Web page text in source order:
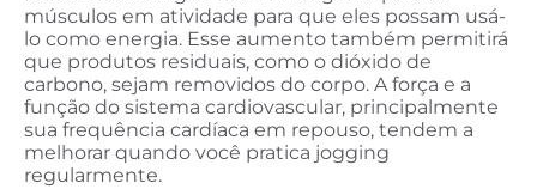
músculos em atividade para que eles possam usá-
lo como energia. Esse aumento também permitirá
que produtos residuais, como o dióxido de
carbono, sejam removidos do corpo. A força e a
função do sistema cardiovascular, principalmente
sua frequência cardíaca em repouso, tendem a
melhorar quando você pratica jogging
regularmente.